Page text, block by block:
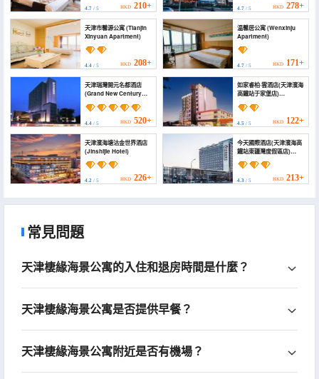
4.7 / 5 HKD 210+ 4.7/ 5 HKD 278+
天津市馨源公寓 (Tianjin
Xinyuan Apartment)
4.4 / 5 HKD 208+
温馨居公寓 (Wenxinju
Apartment)
4.7/ 5 HKD 171+
天津瑞灣開元名都酒店
(Grand New Century
4.4 / 5 HKD 520+
如家睿柏·雲酒店(天津濱海
高鐵站于家堡店)
Hotel (Tianjin Binhai
High-speed Railway
Station Yujiapu))
4.5/ 5 HKD 122+
天津濱海塘沽金世界酒店
(Jinshijie Hotel)
4.2 / 5 HKD 226+
今天國際酒店(天津濱海高
鐵站東疆灣度假區店)
(Todays International
Hotel)
4.3/ 5 HKD 213+
常見問題
天津棲緣海景公寓的入住和退房時間是什麼？
天津棲緣海景公寓是否提供早餐？
天津棲緣海景公寓附近是否有機場？